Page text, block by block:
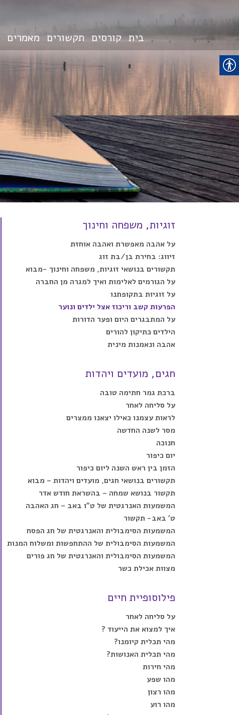
בית קורסים תקשורים מאמרים
זוגיות, משפחה וחינוך
על אהבה מאפשרת ואהבה אוחזת
זיווג: בחירת בן/בת זוג
תקשורים בנושאי זוגיות, משפחה וחינוך -מבוא
על הגורמים לאלימות ואיך למגרה מן החברה
על זוגיות בתקופתנו
הפרעות קשב וריכוז אצל ילדים ונוער
על המתבגרים היום ופער הדורות
הילדים כתיקון להורים
אהבה ונאמנות מינית
חגים, מועדים ויהדות
ברכת גמר חתימה טובה
על סליחה לאחר
לראות עצמנו כאילו יצאנו ממצרים
מסר לשנה החדשה
חנוכה
יום כיפור
הזמן בין ראש השנה ליום כיפור
תקשורים בנושאי חגים, מועדים ויהדות – מבוא
תקשור בנושא שמחה – בהשראת חודש אדר
המשמעות האנרגטית של ט”ו באב – חג האהבה
ט’ באב- תקשור
המשמעות הסימבולית והאנרגטית של חג הפסח
המשמעות הסימבולית של ההתחפשות ומשלוח המנות
המשמעות הסימבולית והאנרגטית של חג פורים
מצוות אכילת כשר
פילוסופיית חיים
על סליחה לאחר
איך למצוא את הייעוד ?
מהי תכלית קיומנו?
מהי תכלית האנושות?
מהי חירות
מהו שפע
מהו רצון
מהו רוע